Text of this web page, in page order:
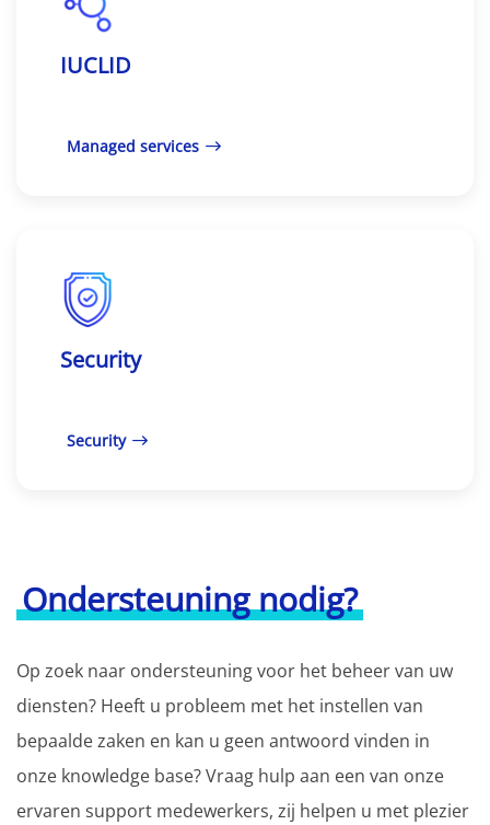
IUCLID
Managed services
Security
Security
Ondersteuning nodig?
Op zoek naar ondersteuning voor het beheer van uw
diensten? Heeft u probleem met het instellen van
bepaalde zaken en kan u geen antwoord vinden in
onze knowledge base? Vraag hulp aan een van onze
ervaren support medewerkers, zij helpen u met plezier